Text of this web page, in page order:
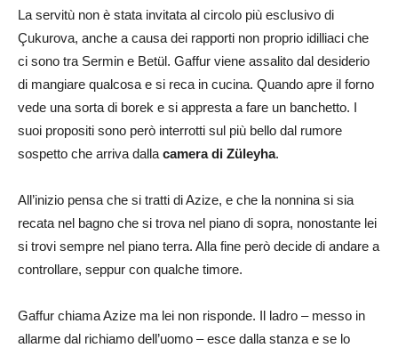
La servitù non è stata invitata al circolo più esclusivo di
Çukurova, anche a causa dei rapporti non proprio idilliaci che
ci sono tra Sermin e Betül. Gaffur viene assalito dal desiderio
di mangiare qualcosa e si reca in cucina. Quando apre il forno
vede una sorta di borek e si appresta a fare un banchetto. I
suoi propositi sono però interrotti sul più bello dal rumore
sospetto che arriva dalla camera di Züleyha.
All’inizio pensa che si tratti di Azize, e che la nonnina si sia
recata nel bagno che si trova nel piano di sopra, nonostante lei
si trovi sempre nel piano terra. Alla fine però decide di andare a
controllare, seppur con qualche timore.
Gaffur chiama Azize ma lei non risponde. Il ladro – messo in
allarme dal richiamo dell’uomo – esce dalla stanza e se lo